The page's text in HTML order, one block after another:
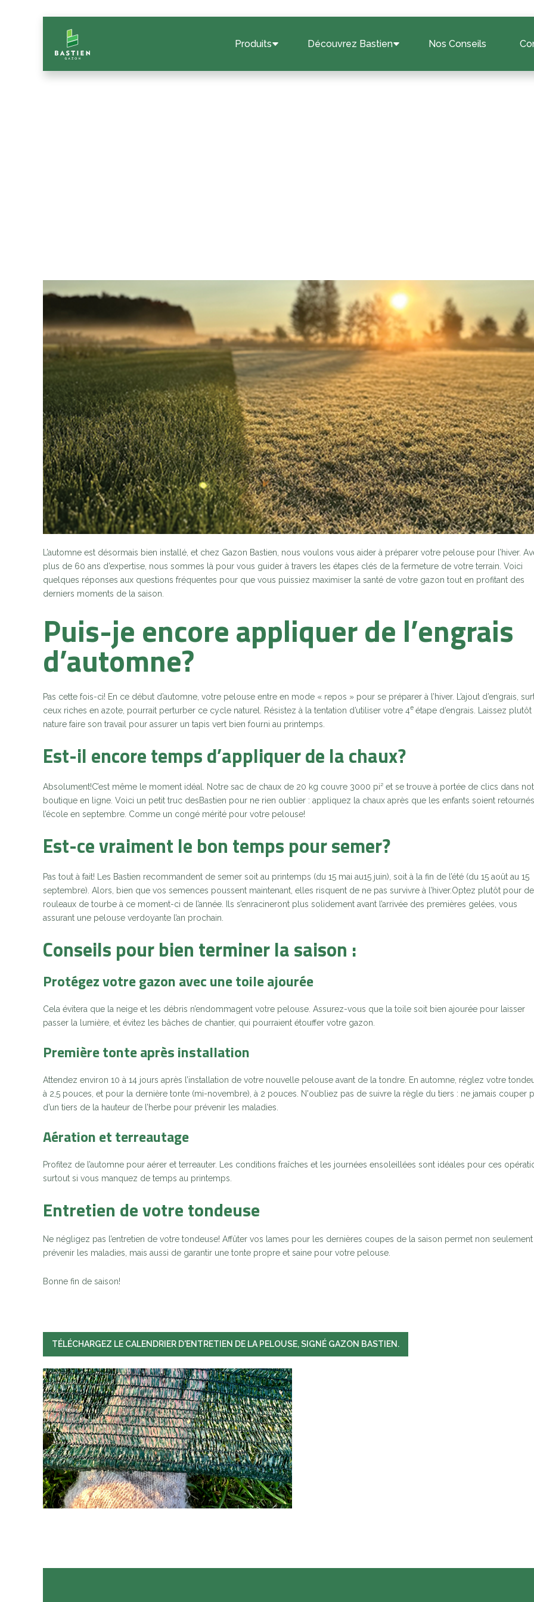
Produits Découvrez Bastien Nos Conseils
L’automne est désormais bien installé, et chez Gazon Bastien, nous voulons vous aider à préparer votre pelouse pour l’hiver.
plus de 60 ans d’expertise, nous sommes là pour vous guider à travers les étapes clés de la fermeture de votre terrain. Voici
quelques réponses aux questions fréquentes pour que vous puissiez maximiser la santé de votre gazon tout en profitant des
derniers moments de la saison.
Puis-je encore appliquer de l’engrais
d’automne?
Pas cette fois-ci! En ce début d’automne, votre pelouse entre en mode « repos » pour se préparer à l’hiver. L’ajout d’engrais,
ceux riches en azote, pourrait perturber ce cycle naturel. Résistez à la tentation d’utiliser votre 4e étape d’engrais. Laissez plutôt
nature faire son travail pour assurer un tapis vert bien fourni au printemps.
Est-il encore temps d’appliquer de la chaux?
Absolument!C’est même le moment idéal. Notre sac de chaux de 20 kg couvre 3000 pi² et se trouve à portée de clics dans
boutique en ligne. Voici un petit truc desBastien pour ne rien oublier : appliquez la chaux après que les enfants soient
l’école en septembre. Comme un congé mérité pour votre pelouse!
Est-ce vraiment le bon temps pour semer?
Pas tout à fait! Les Bastien recommandent de semer soit au printemps (du 15 mai au15 juin), soit à la fin de l’été (du 15 août au 15
septembre). Alors, bien que vos semences poussent maintenant, elles risquent de ne pas survivre à l’hiver.Optez plutôt pour
rouleaux de tourbe à ce moment-ci de l’année. Ils s’enracineront plus solidement avant l’arrivée des premières gelées, vous
assurant une pelouse verdoyante l’an prochain.
Conseils pour bien terminer la saison :
Protégez votre gazon avec une toile ajourée
Cela évitera que la neige et les débris n’endommagent votre pelouse. Assurez-vous que la toile soit bien ajourée pour laisser
passer la lumière, et évitez les bâches de chantier, qui pourraient étouffer votre gazon.
Première tonte après installation
Attendez environ 10 à 14 jours après l’installation de votre nouvelle pelouse avant de la tondre. En automne, réglez votre
à 2,5 pouces, et pour la dernière tonte (mi-novembre), à 2 pouces. N'oubliez pas de suivre la règle du tiers : ne jamais couper
d’un tiers de la hauteur de l’herbe pour prévenir les maladies.
Aération et terreautage
Profitez de l’automne pour aérer et terreauter. Les conditions fraîches et les journées ensoleillées sont idéales pour ces
surtout si vous manquez de temps au printemps.
Entretien de votre tondeuse
Ne négligez pas l’entretien de votre tondeuse! Affûter vos lames pour les dernières coupes de la saison permet non
prévenir les maladies, mais aussi de garantir une tonte propre et saine pour votre pelouse.
Bonne fin de saison!
TÉLÉCHARGEZ LE CALENDRIER D'ENTRETIEN DE LA PELOUSE, SIGNÉ GAZON BASTIEN.